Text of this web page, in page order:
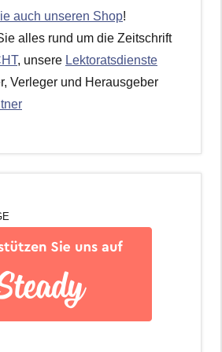
auch unseren Shop!
alles rund um die Zeitschrift
, unsere Lektoratsdienste
Verleger und Herausgeber